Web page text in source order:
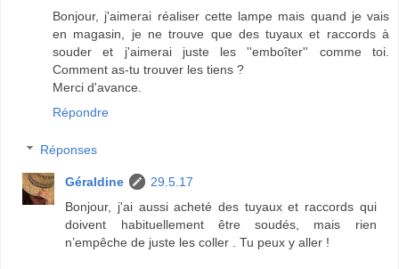
Bonjour, j'aimerai réaliser cette lampe mais quand je vais
en magasin, je ne trouve que des tuyaux et raccords à
souder et j'aimerai juste les ''emboîter'' comme toi.
Comment as-tu trouver les tiens ?
Merci d'avance.
Répondre
Réponses
Géraldine
29.5.17
Bonjour, j'ai aussi acheté des tuyaux et raccords qui
doivent habituellement être soudés, mais rien
n’empêche de juste les coller . Tu peux y aller !